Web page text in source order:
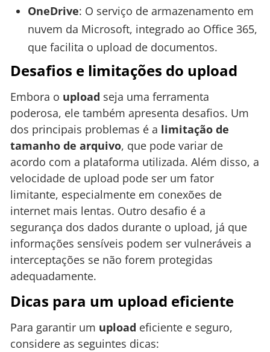
OneDrive: O serviço de armazenamento em
nuvem da Microsoft, integrado ao Office 365,
que facilita o upload de documentos.
Desafios e limitações do upload
Embora o upload seja uma ferramenta
poderosa, ele também apresenta desafios. Um
dos principais problemas é a limitação de
tamanho de arquivo, que pode variar de
acordo com a plataforma utilizada. Além disso, a
velocidade de upload pode ser um fator
limitante, especialmente em conexões de
internet mais lentas. Outro desafio é a
segurança dos dados durante o upload, já que
informações sensíveis podem ser vulneráveis a
interceptações se não forem protegidas
adequadamente.
Dicas para um upload eficiente
Para garantir um upload eficiente e seguro,
considere as seguintes dicas: